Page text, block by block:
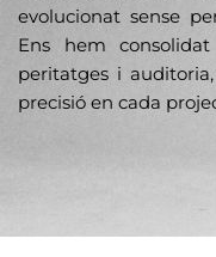
evolucionat sense
Ens hem
peritatges i
precisió en cada